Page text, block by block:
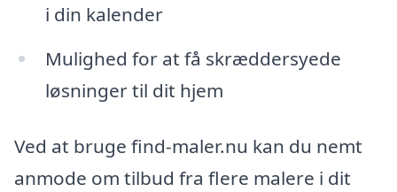
i din kalender
Mulighed for at få skræddersyede
løsninger til dit hjem
Ved at bruge find-maler.nu kan du nemt
anmode om tilbud fra flere malere i dit